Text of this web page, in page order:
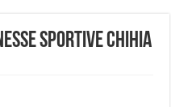
Sportive Chihia